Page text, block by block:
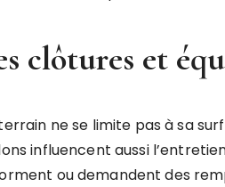
clôtures et
ne se limite pas à sa
influencent aussi
ou demandent des